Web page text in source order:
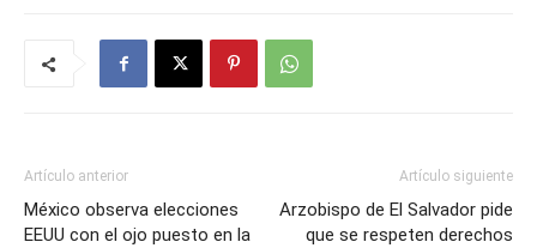
Artículo anterior
México observa elecciones
EEUU con el ojo puesto en la
Artículo siguiente
Arzobispo de El Salvador pide
que se respeten derechos